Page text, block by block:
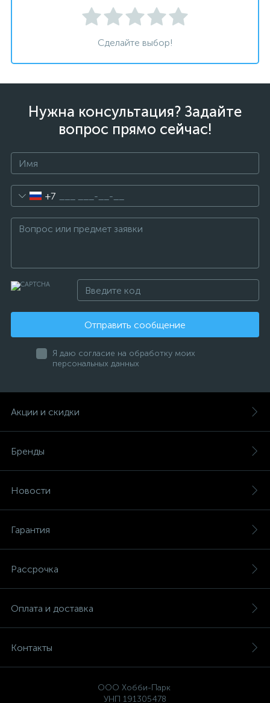
Сделайте выбор!
Нужна консультация? Задайте
вопрос прямо сейчас!
+7
Отправить сообщение
Я даю согласие на обработку моих
персональных данных
Акции и скидки
Бренды
Новости
Гарантия
Рассрочка
Оплата и доставка
Контакты
ООО Хобби-Парк
УНП 191305478